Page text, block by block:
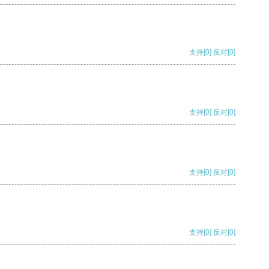
支持[0] 反对[0]
支持[0] 反对[0]
支持[0] 反对[0]
支持[0] 反对[0]